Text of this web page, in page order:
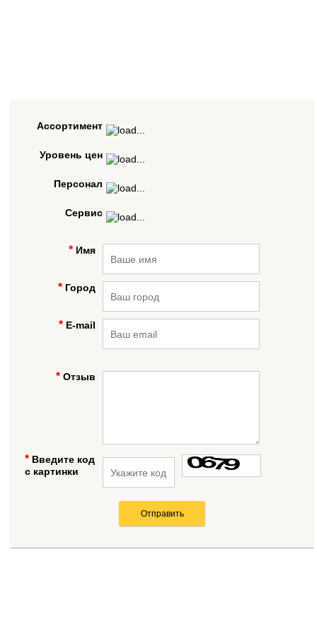
Ассортимент
Уровень цен
Персонал
Сервис
Имя
Город
E-mail
Отзыв
Введите код
с картинки